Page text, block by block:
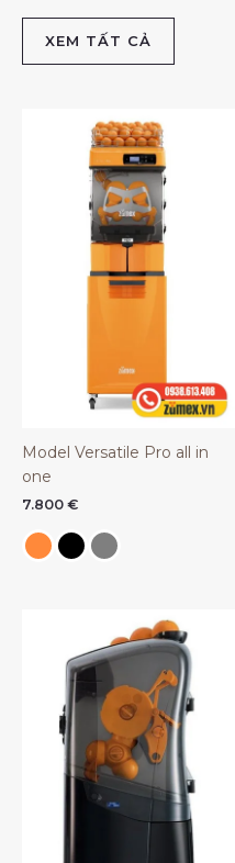
XEM TẤT CẢ
Model Versatile Pro all in
one
7.800 €